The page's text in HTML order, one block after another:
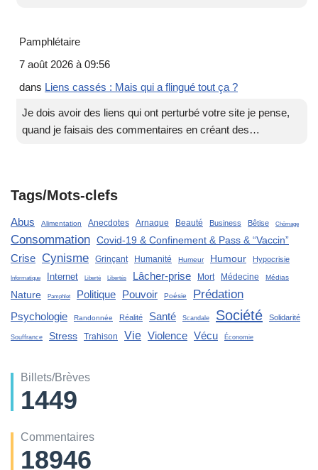
Pamphlétaire
7 août 2026 à 09:56
dans Liens cassés : Mais qui a flingué tout ça ?
Je dois avoir des liens qui ont perturbé votre site je pense,
quand je faisais des commentaires en créant des…
Tags/Mots-clefs
Abus Alimentation Anecdotes Arnaque Beauté Business Bêtise Chômage
Consommation Covid-19 & Confinement & Pass & “Vaccin”
Crise Cynisme Grinçant Humanité Humeur Humour Hypocrisie
Informatique Internet Liberté Libertés Lâcher-prise Mort Médecine Médias
Nature Pamphlet Politique Pouvoir Poésie Prédation
Psychologie Randonnée Réalité Santé Scandale Société Solidarité
Souffrance Stress Trahison Vie Violence Vécu Économie
Billets/Brèves
1449
Commentaires
18946